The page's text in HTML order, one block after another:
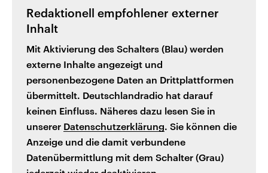
Redaktionell empfohlener externer
Inhalt
Mit Aktivierung des Schalters (Blau) werden
externe Inhalte angezeigt und
personenbezogene Daten an Drittplattformen
übermittelt. Deutschlandradio hat darauf
keinen Einfluss. Näheres dazu lesen Sie in
unserer Datenschutzerklärung. Sie können die
Anzeige und die damit verbundene
Datenübermittlung mit dem Schalter (Grau)